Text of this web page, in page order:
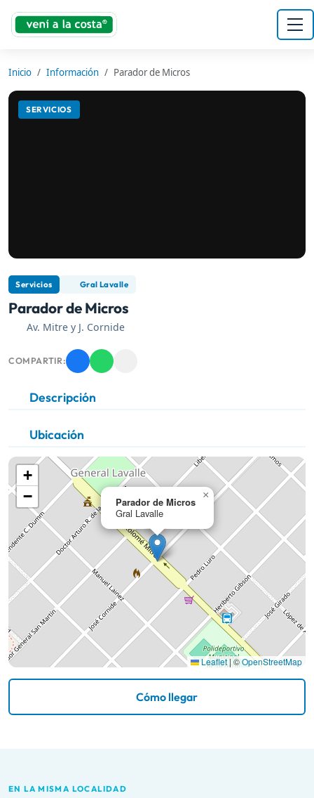
Inicio Información Parador de Micros
SERVICIOS
Servicios Gral Lavalle
Parador de Micros
Av. Mitre y J. Cornide
COMPARTIR:
Descripción
Ubicación
Parador de Micros
Gral Lavalle
×
+
−
Leaflet|©OpenStreetMap
Cómo llegar
EN LA MISMA LOCALIDAD